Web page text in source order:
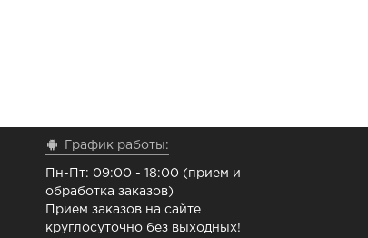
График работы:
Пн-Пт: 09:00 - 18:00 (прием и
обработка заказов)
Прием заказов на сайте
круглосуточно без выходных!